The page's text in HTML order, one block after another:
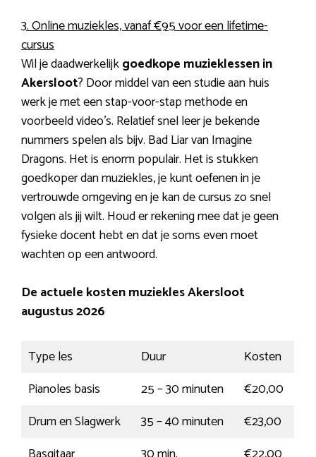
3. Online muziekles, vanaf €95 voor een lifetime-
cursus
Wil je daadwerkelijkgoedkope muzieklessen in
Akersloot? Door middel van een studie aan huis
werk je met een stap-voor-stap methode en
voorbeeld video’s. Relatief snel leer je bekende
nummers spelen als bijv. Bad Liar van Imagine
Dragons. Het is enorm populair. Het is stukken
goedkoper dan muziekles, je kunt oefenen in je
vertrouwde omgeving en je kan de cursus zo snel
volgen als jij wilt. Houd er rekening mee dat je geen
fysieke docent hebt en dat je soms even moet
wachten op een antwoord.
De actuele kosten muziekles Akersloot
augustus 2026
Type les Duur
Kosten
Pianoles basis
25 – 30 minuten
€20,00
Drum en Slagwerk
35 – 40 minuten
€23,00